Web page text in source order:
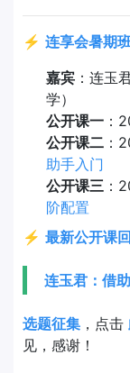
⚡ 连享会暑期
嘉宾：连玉
学）
公开课一：
公开课二：
助手入门
公开课三 ：
阶配置
⚡ 最新公开课
连玉君：借
选题征集 ，点击
见，感谢！